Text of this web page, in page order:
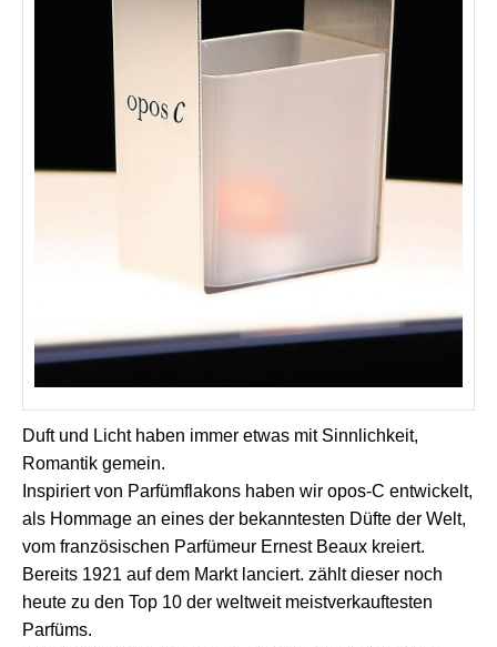
Duft und Licht haben immer etwas mit Sinnlichkeit,
Romantik gemein.
Inspiriert von Parfümflakons haben wir opos-C entwickelt,
als Hommage an eines der bekanntesten Düfte der Welt,
vom französischen Parfümeur Ernest Beaux kreiert.
Bereits 1921 auf dem Markt lanciert. zählt dieser noch
heute zu den Top 10 der weltweit meistverkauftesten
Parfüms.